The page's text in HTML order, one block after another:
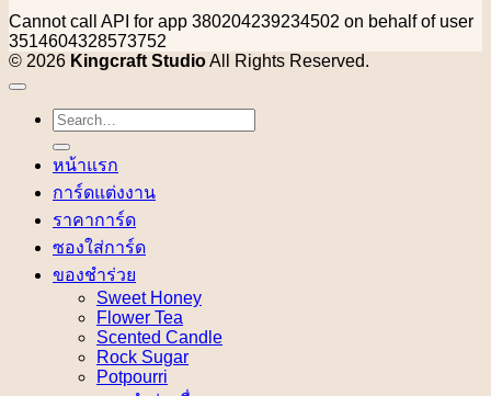
Cannot call API for app 380204239234502 on behalf of user
3514604328573752
© 2026 Kingcraft StudioAll Rights Reserved.
Search
for:
หน้าแรก
การ์ดแต่งงาน
ราคาการ์ด
ซองใส่การ์ด
ของชำร่วย
Sweet Honey
Flower Tea
Scented Candle
Rock Sugar
Potpourri